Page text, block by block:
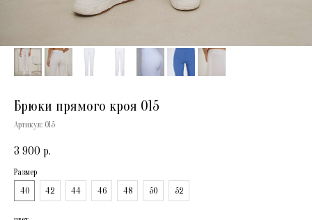
Брюки прямого кроя 015
Артикул: 015
3 900 р.
Размер
40
42 44 46 48 50 52